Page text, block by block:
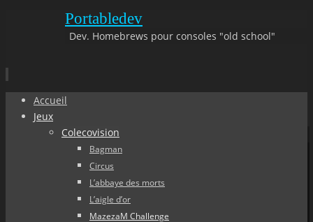
Portabledev
Dev. Homebrews pour consoles "old school"
Aller
Accueil
Jeux
Colecovision
Bagman
Circus
L’abbaye des morts
L’aigle d’or
MazezaM Challenge